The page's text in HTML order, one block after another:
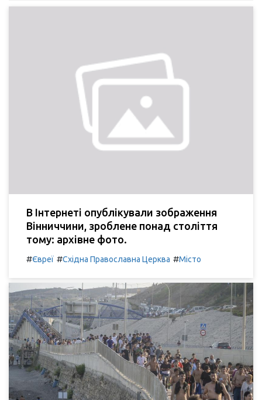
В Інтернеті опублікували зображення
Вінниччини, зроблене понад століття
тому: архівне фото.
#Євреї #Східна Православна Церква #Місто